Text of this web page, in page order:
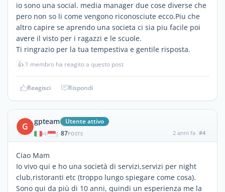
io sono una social. media manager due cose diverse che
pero non so li come vengono riconosciute ecco.Piu che
altro capire se aprendo una societa ci sia piu facile poi
avere il visto per i ragazzi e le scuole.
Ti ringrazio per la tua tempestiva e gentile risposta.
👍 1 membro ha reagito a questo post
Reagisci Rispondi
G gpteam Utente attivo
| 87POSTS 2 anni fa #4
Ciao Mam
Io vivo qui e ho una società di servizi,servizi per night
club,ristoranti etc (troppo lungo spiegare come cosa).
Sono qui da più di 10 anni, quindi un esperienza me la